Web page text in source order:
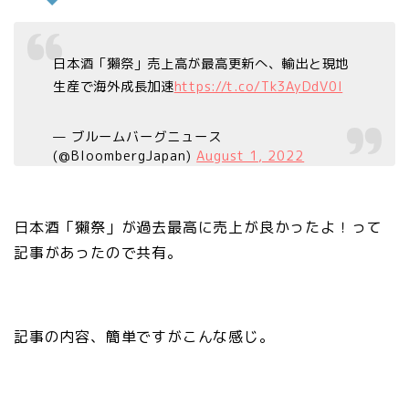
日本酒「獺祭」売上高が最高更新へ、輸出と現地
生産で海外成長加速https://t.co/Tk3AyDdV0I
— ブルームバーグニュース
(@BloombergJapan)August 1, 2022
日本酒「獺祭」が過去最高に売上が良かったよ！って
記事があったので共有。
記事の内容、簡単ですがこんな感じ。